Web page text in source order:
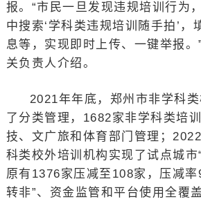
报。“市民一旦发现违规培训行为
中搜索‘学科类违规培训随手拍’，
息等，实现即时上传、一键举报。
关负责人介绍。
2021年年底，郑州市非学科
了分类管理，1682家非学科类培
技、文广旅和体育部门管理；
科类校外培训机构实现了试点城市
原有1376家压减至108家，压减率
转非”、资金监管和平台使用全覆盖